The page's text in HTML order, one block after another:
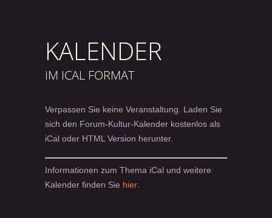
KALENDER
IM ICAL FORMAT
Verpassen Sie keine Veranstaltung. Laden Sie
sich den Forum-Kultur-Kalender kostenlos als
iCal oder HTML Version herunter.
Informationen zum Thema iCal und weitere
Kalender finden Sie hier